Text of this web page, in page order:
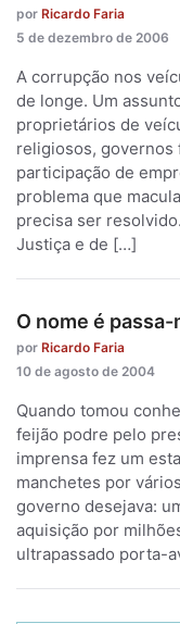
por Ricardo Faria
5 de dezembro de 2006
A corrupção nos
de longe. Um
proprietários de
religiosos, governos
participação de
problema que
precisa ser
Justiça e de […]
O nome é
por Ricardo Faria
10 de agosto de 2004
Quando tomou
feijão podre pelo
imprensa fez um
manchetes por
governo desejava:
aquisição por
ultrapassado porta-